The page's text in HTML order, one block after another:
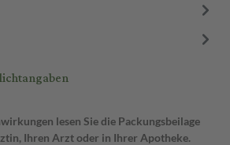
lesen Sie die Packungsbeilage
Ihren Arzt oder in Ihrer Apotheke.